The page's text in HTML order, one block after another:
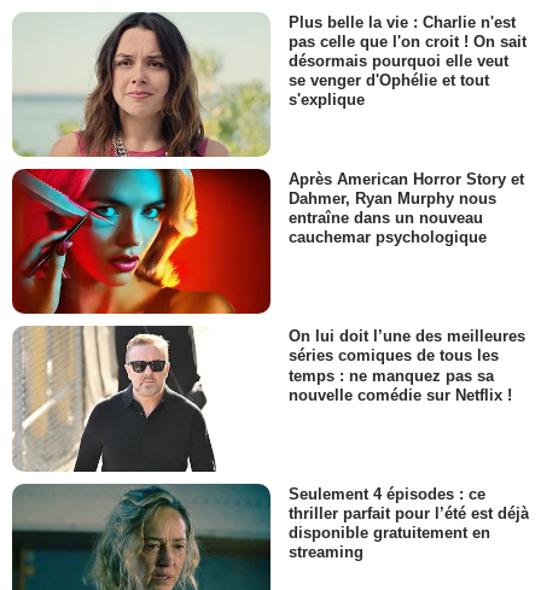
Plus belle la vie : Charlie n'est
pas celle que l'on croit ! On sait
désormais pourquoi elle veut
se venger d'Ophélie et tout
s'explique
Après American Horror Story et
Dahmer, Ryan Murphy nous
entraîne dans un nouveau
cauchemar psychologique
On lui doit l’une des meilleures
séries comiques de tous les
temps : ne manquez pas sa
nouvelle comédie sur Netflix !
Seulement 4 épisodes : ce
thriller parfait pour l’été est déjà
disponible gratuitement en
streaming